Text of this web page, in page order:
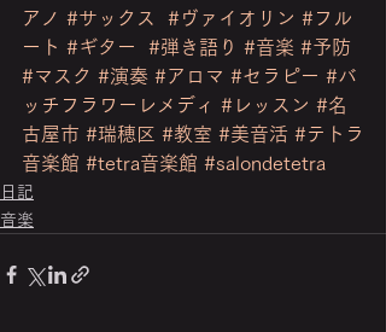
アノ #サックス #ヴァイオリン #フル
ート #ギター #弾き語り #音楽 #予防
#マスク #演奏 #アロマ #セラピー #バ
ッチフラワーレメディ #レッスン #名
古屋市 #瑞穂区 #教室 #美音活 #テトラ
音楽館 #tetra音楽館 #salondetetra
日記
音楽